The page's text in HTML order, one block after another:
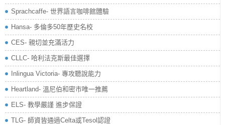
Sprachcaffe- 世界語言咖啡館體驗
Hansa- 多倫多50年歷史名校
CES- 親切並充滿活力
CLLC- 哈利法克斯最佳選擇
Inlingua Victoria‏- 專攻聽說能力
Heartland- 溫尼伯和密市唯一推薦
ELS- 教學嚴謹 進步保證
TLG- 師資皆通過Celta或Tesol認證